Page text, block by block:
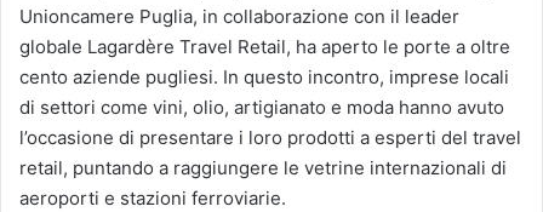
Unioncamere Puglia, in collaborazione con il leader
globale Lagardère Travel Retail, ha aperto le porte a oltre
cento aziende pugliesi. In questo incontro, imprese locali
di settori come vini, olio, artigianato e moda hanno avuto
l’occasione di presentare i loro prodotti a esperti del travel
retail, puntando a raggiungere le vetrine internazionali di
aeroporti e stazioni ferroviarie.